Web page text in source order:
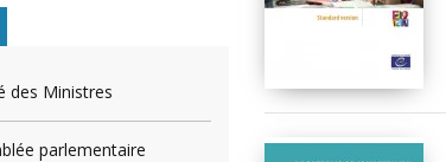
des Ministres
parlementaire